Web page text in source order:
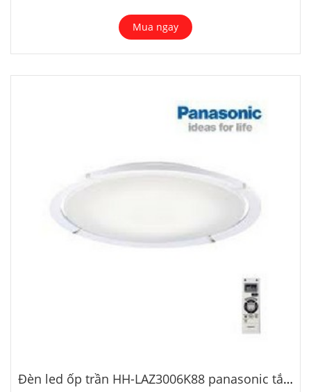
Mua ngay
Đèn led ốp trần HH-LAZ3006K88 panasonic tắt an toàn